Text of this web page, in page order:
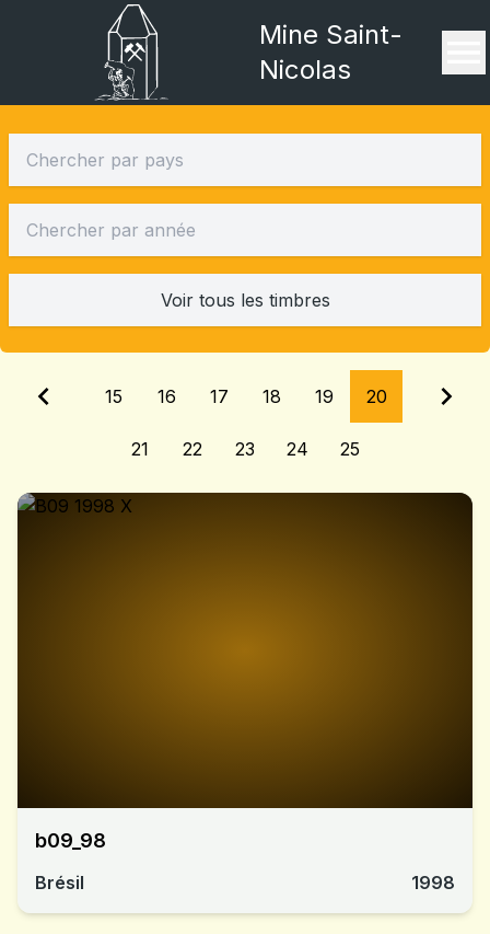
Mine Saint-
Nicolas
Voir tous les timbres
15 16 17 18 19 20
21 22 23 24 25
b09_98
Brésil 1998